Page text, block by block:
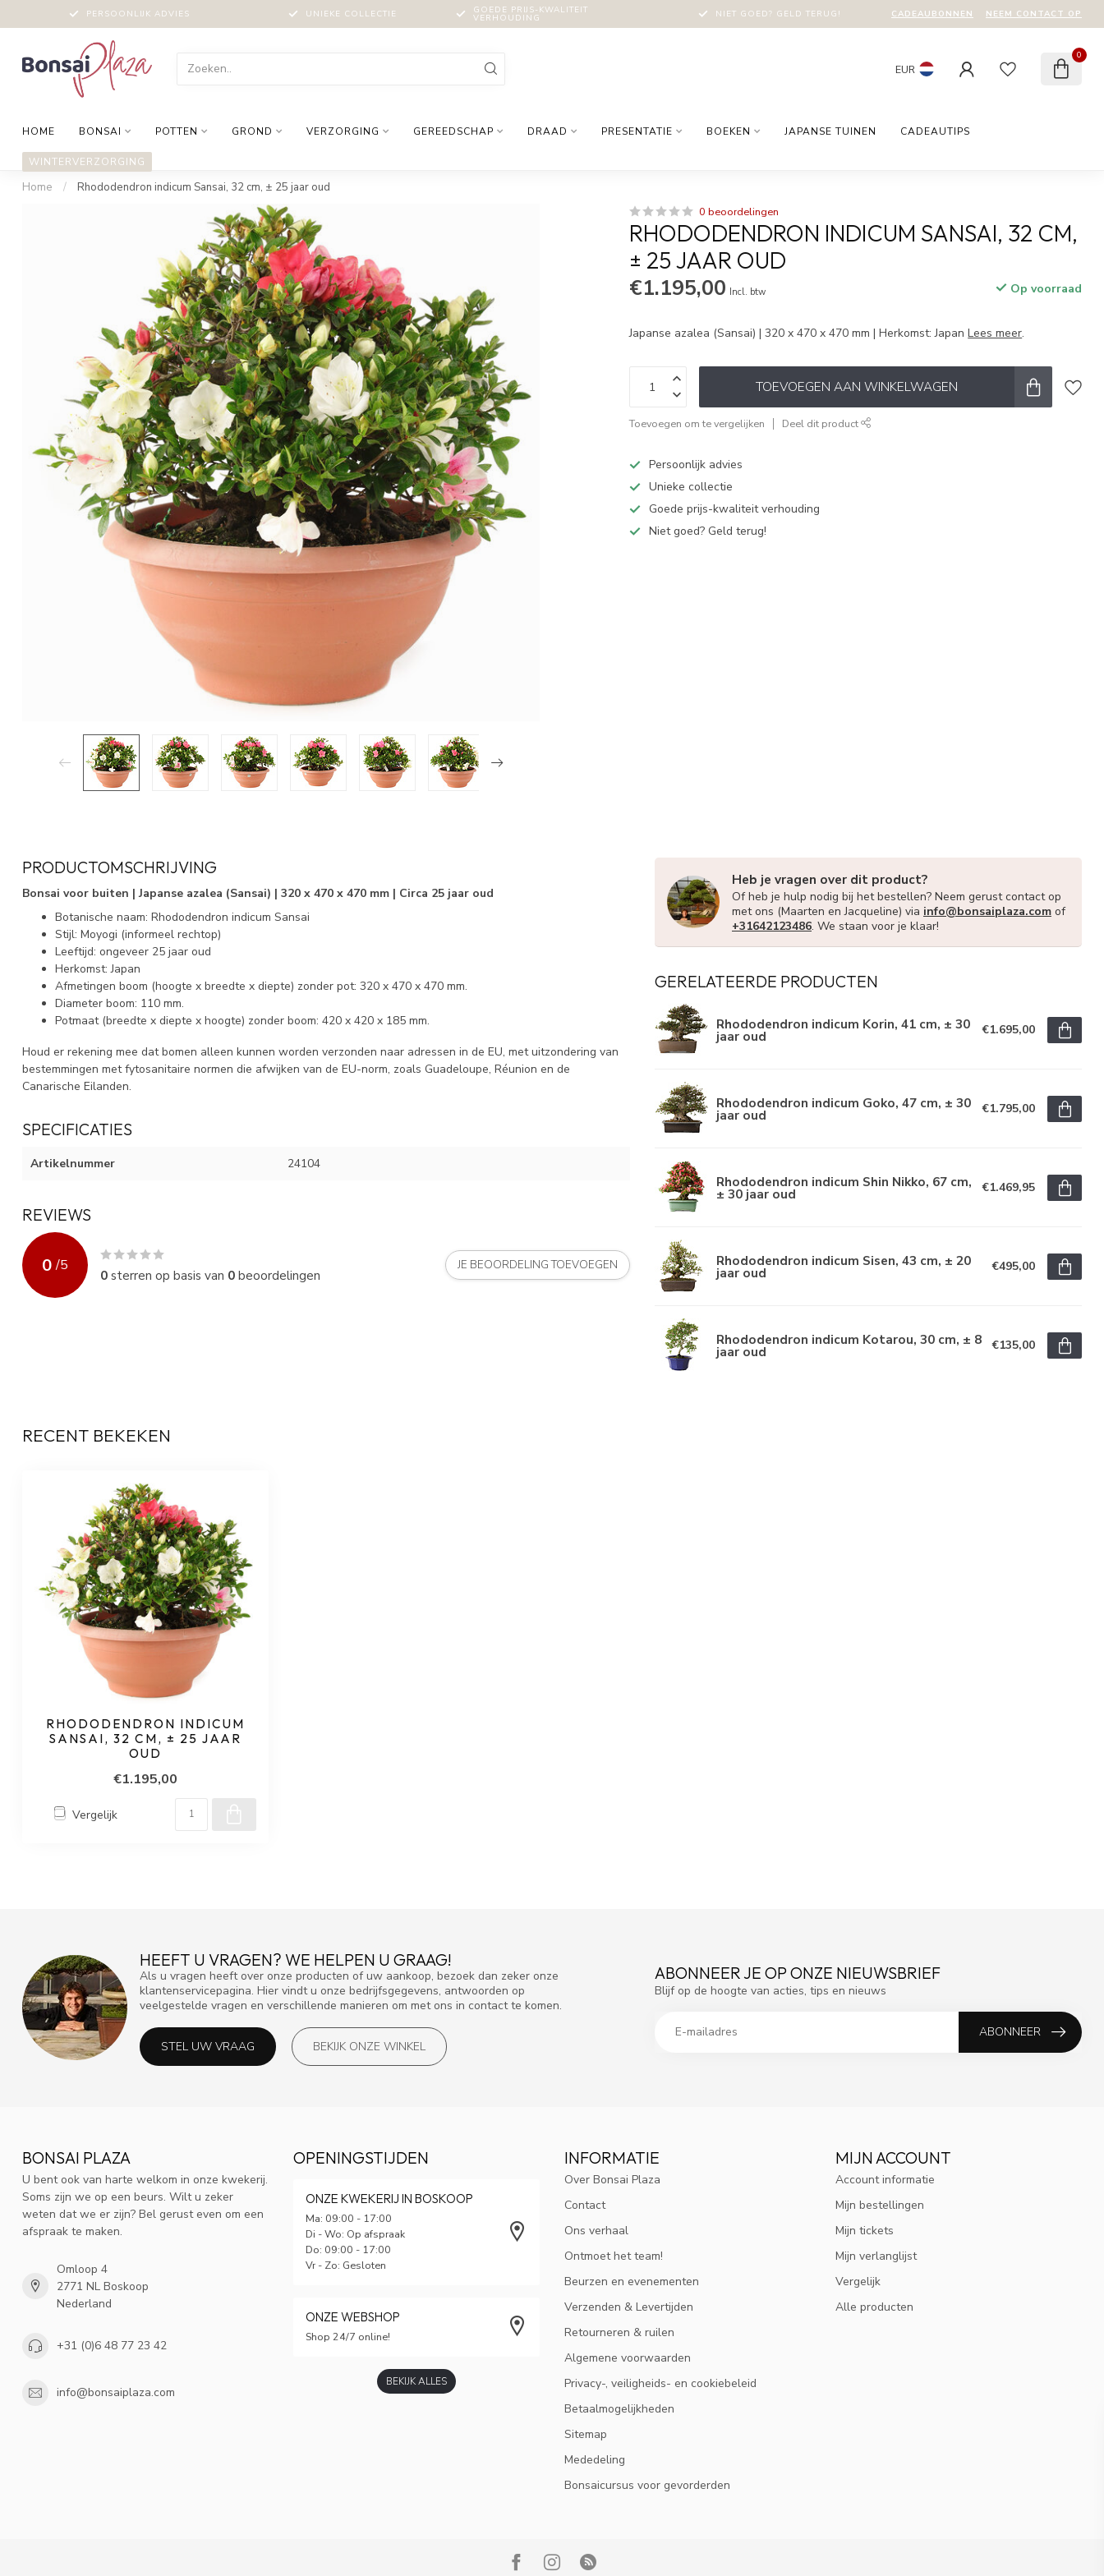
PERSOONLIJK ADVIES UNIEKE COLLECTIE GOEDE PRIJS-KWALITEIT
VERHOUDING NIET GOED? GELD TERUG! CADEAUBONNEN NEEM CONTACT OP
EUR
0
HOME BONSAI POTTEN GROND VERZORGING GEREEDSCHAP DRAAD PRESENTATIE BOEKEN JAPANSE TUINEN CADEAUTIPS
WINTERVERZORGING
Home / Rhododendron indicum Sansai, 32 cm, ± 25 jaar oud
0 beoordelingen
RHODODENDRON INDICUM SANSAI, 32 CM,
± 25 JAAR OUD
€1.195,00 Incl. btw Op voorraad
Japanse azalea (Sansai) | 320 x 470 x 470 mm | Herkomst: JapanLees meer.
TOEVOEGEN AAN WINKELWAGEN
Toevoegen om te vergelijken Deel dit product
Persoonlijk advies
Unieke collectie
Goede prijs-kwaliteit verhouding
Niet goed? Geld terug!
PRODUCTOMSCHRIJVING
Bonsai voor buiten | Japanse azalea (Sansai) | 320 x 470 x 470 mm | Circa 25 jaar oud
Botanische naam: Rhododendron indicum Sansai
Stijl: Moyogi (informeel rechtop)
Leeftijd: ongeveer 25 jaar oud
Herkomst: Japan
Afmetingen boom (hoogte x breedte x diepte) zonder pot: 320 x 470 x 470 mm.
Diameter boom: 110 mm.
Potmaat (breedte x diepte x hoogte) zonder boom: 420 x 420 x 185 mm.
Houd er rekening mee dat bomen alleen kunnen worden verzonden naar adressen in de EU, met uitzondering van
bestemmingen met fytosanitaire normen die afwijken van de EU-norm, zoals Guadeloupe, Réunion en de
Canarische Eilanden.
SPECIFICATIES
Artikelnummer 24104
REVIEWS
0 /5
0sterren op basis van 0beoordelingen
JE BEOORDELING TOEVOEGEN
Heb je vragen over dit product?
Of heb je hulp nodig bij het bestellen? Neem gerust contact op
met ons (Maarten en Jacqueline) via info@bonsaiplaza.com of
+31642123486. We staan voor je klaar!
GERELATEERDE PRODUCTEN
Rhododendron indicum Korin, 41 cm, ± 30
jaar oud €1.695,00
Rhododendron indicum Goko, 47 cm, ± 30
jaar oud €1.795,00
Rhododendron indicum Shin Nikko, 67 cm,
± 30 jaar oud €1.469,95
Rhododendron indicum Sisen, 43 cm, ± 20
jaar oud €495,00
Rhododendron indicum Kotarou, 30 cm, ± 8
jaar oud €135,00
RECENT BEKEKEN
RHODODENDRON INDICUM
SANSAI, 32 CM, ± 25 JAAR
OUD
€1.195,00
Vergelijk
HEEFT U VRAGEN? WE HELPEN U GRAAG!
Als u vragen heeft over onze producten of uw aankoop, bezoek dan zeker onze
klantenservicepagina. Hier vindt u onze bedrijfsgegevens, antwoorden op
veelgestelde vragen en verschillende manieren om met ons in contact te komen.
STEL UW VRAAG BEKIJK ONZE WINKEL
ABONNEER JE OP ONZE NIEUWSBRIEF
Blijf op de hoogte van acties, tips en nieuws
ABONNEER
BONSAI PLAZA
U bent ook van harte welkom in onze kwekerij.
Soms zijn we op een beurs. Wilt u zeker
weten dat we er zijn? Bel gerust even om een
afspraak te maken.
Omloop 4
2771 NL Boskoop
Nederland
+31 (0)6 48 77 23 42
info@bonsaiplaza.com
OPENINGSTIJDEN
ONZE KWEKERIJ IN BOSKOOP
Ma: 09:00 - 17:00
Di - Wo: Op afspraak
Do: 09:00 - 17:00
Vr - Zo: Gesloten
ONZE WEBSHOP
Shop 24/7 online!
BEKIJK ALLES
INFORMATIE
Over Bonsai Plaza
Contact
Ons verhaal
Ontmoet het team!
Beurzen en evenementen
Verzenden & Levertijden
Retourneren & ruilen
Algemene voorwaarden
Privacy-, veiligheids- en cookiebeleid
Betaalmogelijkheden
Sitemap
Mededeling
Bonsaicursus voor gevorderden
MIJN ACCOUNT
Account informatie
Mijn bestellingen
Mijn tickets
Mijn verlanglijst
Vergelijk
Alle producten